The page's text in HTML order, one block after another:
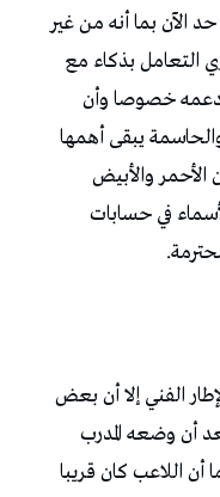
الآن بما أنه من غير
التعامل بذكاء مع
ودعمه خصوصا وأن
والحاسمة يبقى أهمها
الأحمر والأبيض
في حسابات
الفني إلا أن بعض
أن وضعه المدرب
اللاعب كان قريبا